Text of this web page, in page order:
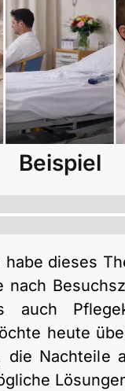
Beispiel
habe dieses
nach
auch
heute
die Nachteile